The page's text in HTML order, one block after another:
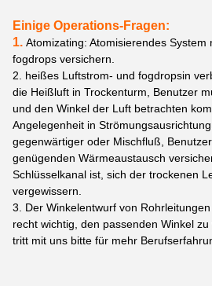
Einige Operations-Fragen:
1. Atomizating: Atomisierendes System
fogdrops versichern.
2. heißes Luftstrom- und fogdropsin
die Heißluft in Trockenturm, Benutzer
und den Winkel der Luft betrachten
Angelegenheit in
gegenwärtiger oder Mischfluß,
genügenden Wärmeaustausch
Schlüsselkanal ist, sich der trockenen
vergewissern.
3. Der Winkelentwurf von
recht wichtig, den passenden Winkel
tritt mit uns bitte für mehr